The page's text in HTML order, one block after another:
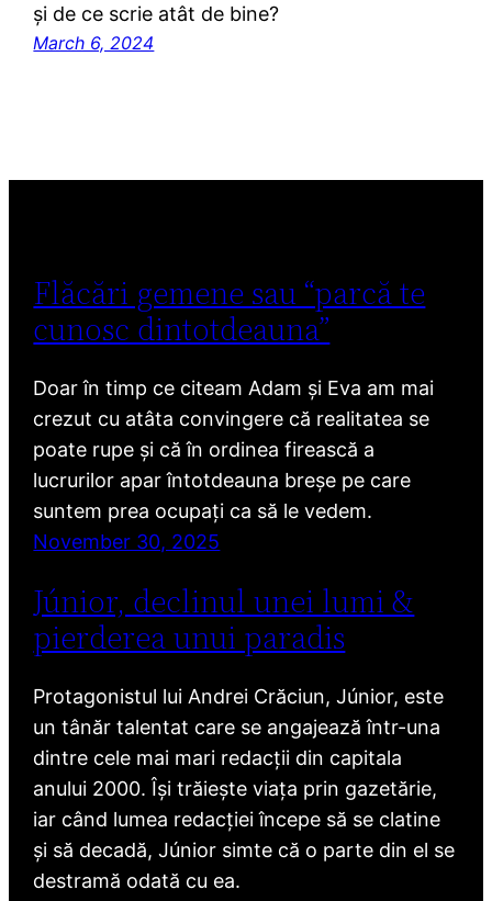
și de ce scrie atât de bine?
March 6, 2024
Flăcări gemene sau “parcă te
cunosc dintotdeauna”
Doar în timp ce citeam Adam și Eva am mai
crezut cu atâta convingere că realitatea se
poate rupe și că în ordinea firească a
lucrurilor apar întotdeauna breșe pe care
suntem prea ocupați ca să le vedem.
November 30, 2025
Júnior, declinul unei lumi &
pierderea unui paradis
Protagonistul lui Andrei Crăciun, Júnior, este
un tânăr talentat care se angajează într-una
dintre cele mai mari redacții din capitala
anului 2000. Își trăiește viața prin gazetărie,
iar când lumea redacției începe să se clatine
și să decadă, Júnior simte că o parte din el se
destramă odată cu ea.